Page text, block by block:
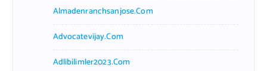
Almadenranchsanjose.com
Advocatevijay.com
Adlibilimler2023.com